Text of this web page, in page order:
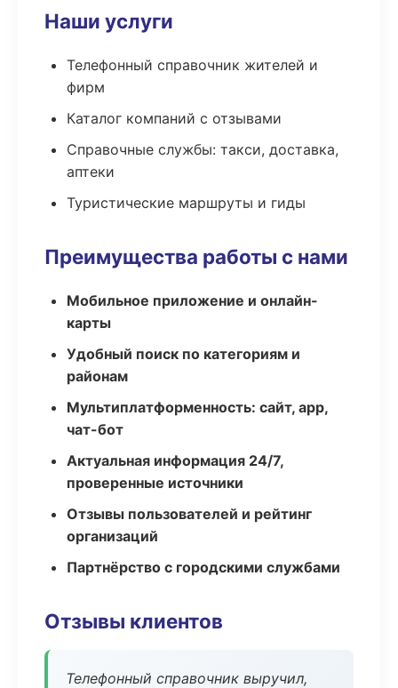
Наши услуги
Телефонный справочник жителей и
фирм
Каталог компаний с отзывами
Справочные службы: такси, доставка,
аптеки
Туристические маршруты и гиды
Преимущества работы с нами
Мобильное приложение и онлайн-
карты
Удобный поиск по категориям и
районам
Мультиплатформенность: сайт, app,
чат-бот
Актуальная информация 24/7,
проверенные источники
Отзывы пользователей и рейтинг
организаций
Партнёрство с городскими службами
Отзывы клиентов
Телефонный справочник выручил,